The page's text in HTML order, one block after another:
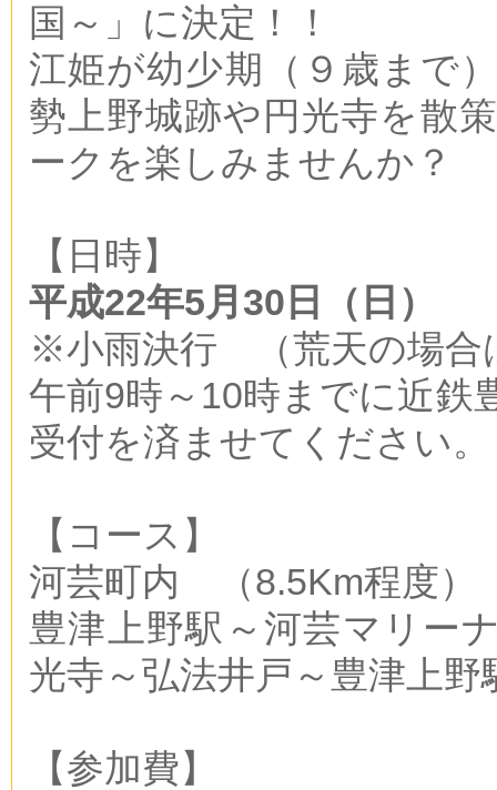
国～」に決定！！
江姫が幼少期（９歳まで
勢上野城跡や円光寺を散
ークを楽しみませんか？
【日時】
平成22年5月30日（日）
※小雨決行 （荒天の場合
午前9時～10時までに近鉄
受付を済ませてください。
【コース】
河芸町内 （8.5Km程度）
豊津上野駅～河芸マリー
光寺～弘法井戸～豊津上野
【参加費】